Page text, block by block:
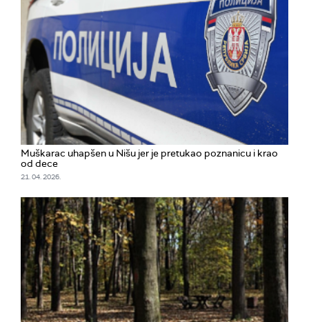
Muškarac uhapšen u Nišu jer je pretukao poznanicu i krao
od dece
21. 04. 2026.